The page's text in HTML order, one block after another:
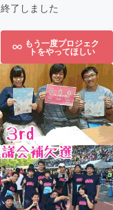
終了しました
もう一度プロジェク
トをやってほしい